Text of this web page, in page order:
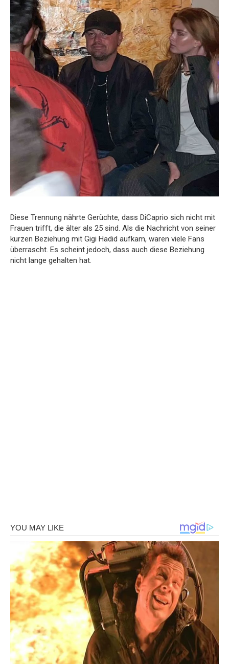
Diese Trennung nährte Gerüchte, dass DiCaprio sich nicht mit
Frauen trifft, die älter als 25 sind. Als die Nachricht von seiner
kurzen Beziehung mit Gigi Hadid aufkam, waren viele Fans
überrascht. Es scheint jedoch, dass auch diese Beziehung
nicht lange gehalten hat.